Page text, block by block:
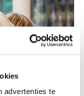
advertenties te